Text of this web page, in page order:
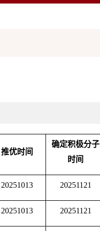
推优时间
确定积极分子
时间
20251013 20251121
20251013 20251121